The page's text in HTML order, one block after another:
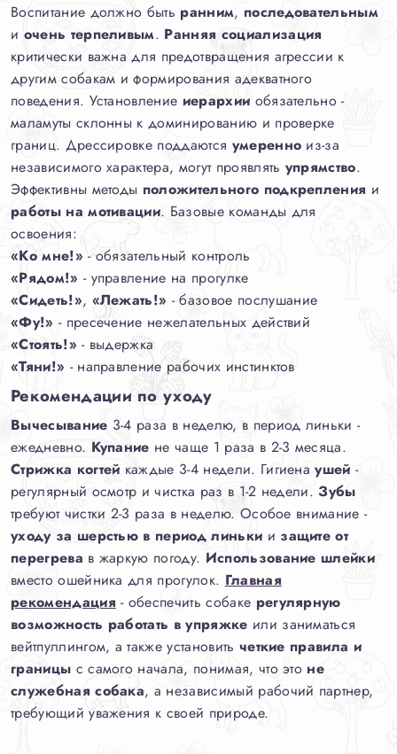
Воспитание должно быть ранним, последовательным
и очень терпеливым. Ранняя социализация
критически важна для предотвращения агрессии к
другим собакам и формирования адекватного
поведения. Установление иерархии обязательно -
маламуты склонны к доминированию и проверке
границ. Дрессировке поддаются умеренно из-за
независимого характера, могут проявлять упрямство.
Эффективны методы положительного подкрепления и
работы на мотивации. Базовые команды для
освоения:
«Ко мне!» - обязательный контроль
«Рядом!» - управление на прогулке
«Сидеть!», «Лежать!» - базовое послушание
«Фу!» - пресечение нежелательных действий
«Стоять!» - выдержка
«Тяни!» - направление рабочих инстинктов
Рекомендации по уходу
Вычесывание 3-4 раза в неделю, в период линьки -
ежедневно. Купание не чаще 1 раза в 2-3 месяца.
Стрижка когтей каждые 3-4 недели. Гигиенаушей -
регулярный осмотр и чистка раз в 1-2 недели.Зубы
требуют чистки 2-3 раза в неделю. Особое внимание -
уходу за шерстью в период линьки и защите от
перегрева в жаркую погоду. Использование шлейки
вместо ошейника для прогулок. Главная
рекомендация - обеспечить собаке регулярную
возможность работать в упряжке или заниматься
вейтпуллингом, а также установить четкие правила и
границы с самого начала, понимая, что это не
служебная собака, а независимый рабочий партнер,
требующий уважения к своей природе.